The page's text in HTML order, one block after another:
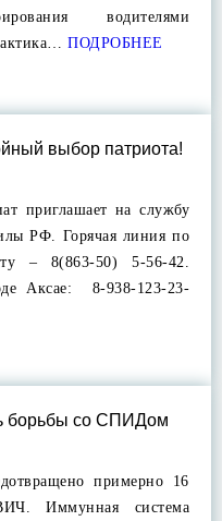
водителями
ПОДРОБНЕЕ
выбор патриота!
приглашает на службу
РФ. Горячая линия по
– 8(863-50) 5-56-42.
Аксае: 8-938-123-23-
борьбы со СПИДом
примерно 16
Иммунная система